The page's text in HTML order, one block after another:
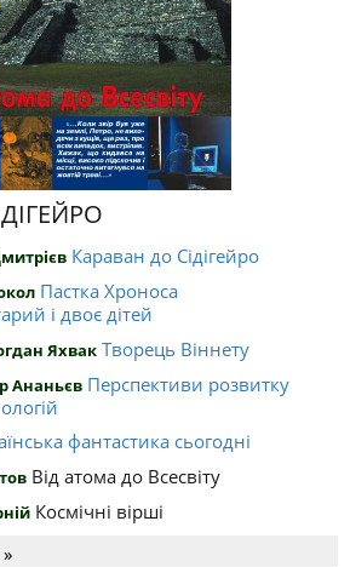
Караван до Сідігейро
Пастка Хроноса
і двоє дітей
Яхвак Творець Віннету
Ананьєв Перспективи розвитку
фантастика сьогодні
Від атома до Всесвіту
Космічні вірші